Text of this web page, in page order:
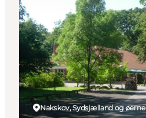
I naturen
For børn
Kultur
Gastronomi
Planlæg din ferie
Nakskov, Sydsjælland og øerne